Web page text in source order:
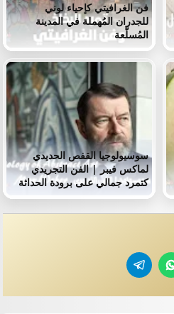
فن الغرافيتي كإحياء لوني
للجدران المُهملة في المدينة
المُسلَّعة
سوسيولوجيا القفص الحديدي
لماكس فيبر | الفن التجريدي
كتمرد جمالي على برودة الحداثة